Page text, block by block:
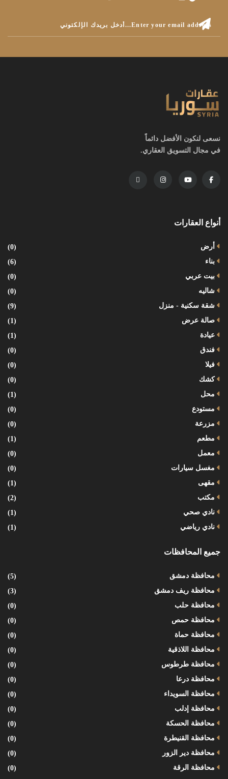
نسعى لنكون الأفضل دائماً
في مجال التسويق العقاري.
أنواع العقارات
أرض
(0)
بناء
(6)
بيت عربي
(0)
شاليه
(0)
شقة سكنية - منزل
(9)
صالة عرض
(1)
عيادة
(1)
فندق
(0)
فيلا
(0)
كشك
(0)
محل
(1)
مستودع
(0)
مزرعة
(0)
مطعم
(1)
معمل
(0)
مغسل سيارات
(0)
مقهى
(1)
مكتب
(2)
نادي صحي
(1)
نادي رياضي
(1)
جميع المحافظات
محافظة دمشق
(5)
محافظة ريف دمشق
(3)
محافظة حلب
(0)
محافظة حمص
(0)
محافظة حماة
(0)
محافظة اللاذقية
(0)
محافظة طرطوس
(0)
محافظة درعا
(0)
محافظة السويداء
(0)
محافظة إدلب
(0)
محافظة الحسكة
(0)
محافظة القنيطرة
(0)
محافظة دير الزور
(0)
محافظة الرقة
(0)